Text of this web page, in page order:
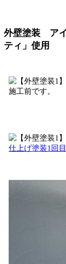
外壁塗装 ア
ティ」使用
施工前です。
仕上げ塗装1回目